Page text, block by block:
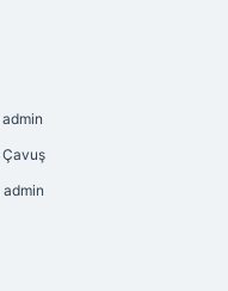
admin
Çavuş
admin